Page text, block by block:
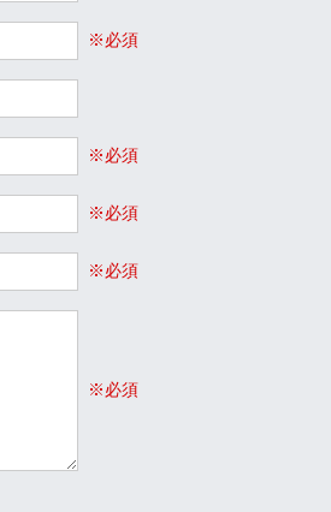
※必須
※必須
※必須
※必須
※必須